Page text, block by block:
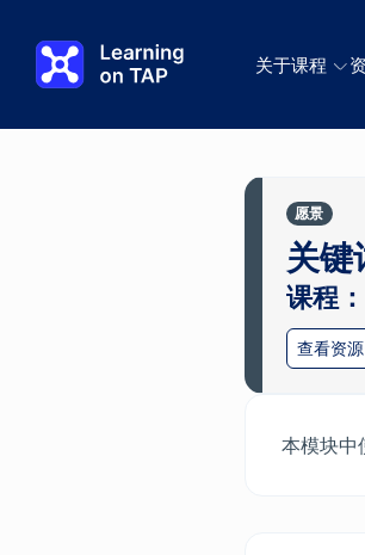
关于课程
愿景
关键
课程：
查看资源
本模块中